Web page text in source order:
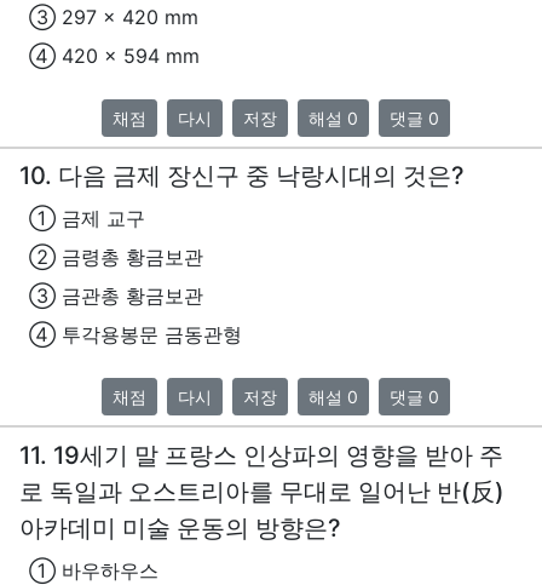
③ 297 x 420 mm
④ 420 x 594 mm
채점 다시 저장 해설 0 댓글 0
10. 다음 금제 장신구 중 낙랑시대의 것은?
① 금제 교구
② 금령총 황금보관
③ 금관총 황금보관
④ 투각용봉문 금동관형
채점 다시 저장 해설 0 댓글 0
11. 19세기 말 프랑스 인상파의 영향을 받아 주
로 독일과 오스트리아를 무대로 일어난 반(反)
아카데미 미술 운동의 방향은?
① 바우하우스